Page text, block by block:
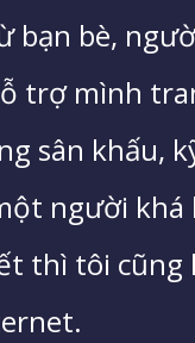
bạn bè,
trợ mình
sân khấu,
người
thì tôi